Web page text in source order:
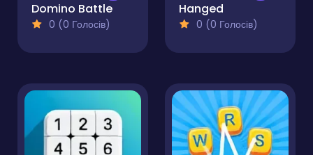
Domino Battle
0 (0 Голосів)
Hanged
0 (0 Голосів)